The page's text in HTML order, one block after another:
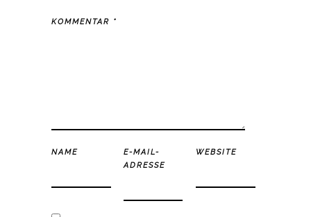
KOMMENTAR *
NAME
E-MAIL-
ADRESSE
WEBSITE